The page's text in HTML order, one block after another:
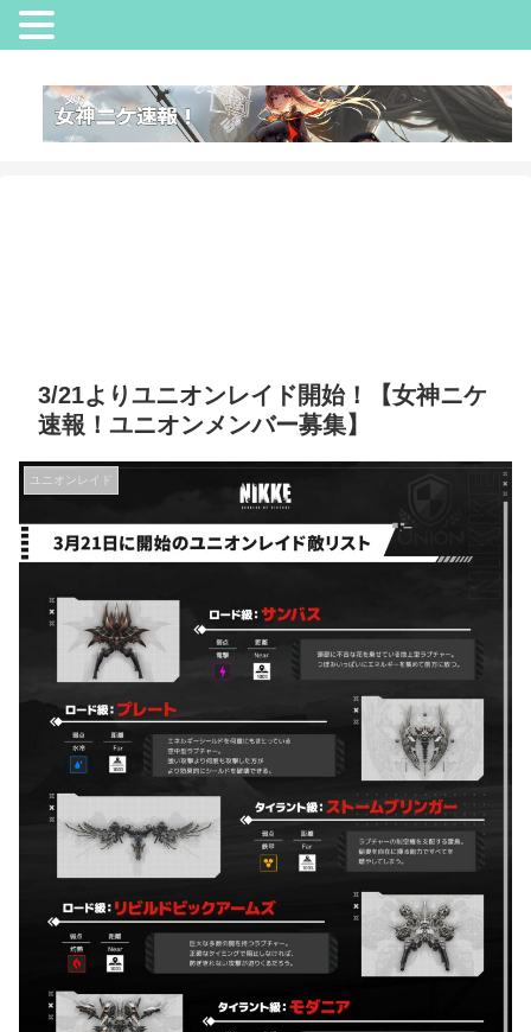
3/21よりユニオンレイド開始！【女神ニケ
速報！ユニオンメンバー募集】
ユニオンレイド